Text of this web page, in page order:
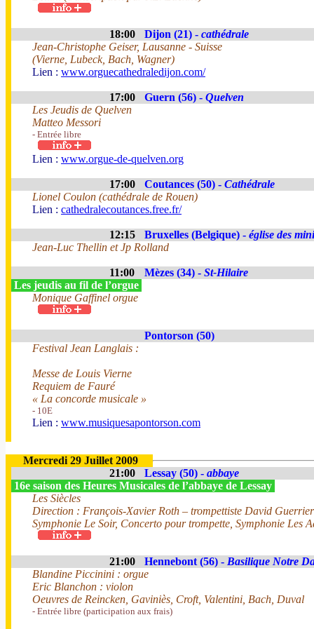
18:00 Dijon (21) - cathédrale
Jean-Christophe Geiser, Lausanne - Suisse
(Vierne, Lubeck, Bach, Wagner)
Lien : www.orguecathedraledijon.com/
17:00 Guern (56) - Quelven
Les Jeudis de Quelven
Matteo Messori
- Entrée libre
Lien : www.orgue-de-quelven.org
17:00 Coutances (50) - Cathédrale
Lionel Coulon (cathédrale de Rouen)
Lien : cathedralecoutances.free.fr/
12:15 Bruxelles (Belgique) - église des
Jean-Luc Thellin et Jp Rolland
11:00 Mèzes (34) - St-Hilaire
Les jeudis au fil de l’orgue
Monique Gaffinel orgue
Pontorson (50)
Festival Jean Langlais :
Messe de Louis Vierne
Requiem de Fauré
« La concorde musicale »
- 10E
Lien : www.musiquesapontorson.com
Mercredi 29 Juillet 2009
21:00
Lessay (50) - abbaye
16e saison des Heures Musicales de l’abbaye de Lessay
Les Siècles
Direction : François-Xavier Roth – trompettiste David Guerrier
Symphonie Le Soir, Concerto pour trompette, Symphonie Les
21:00 Hennebont (56) - Basilique Notre
Blandine Piccinini : orgue
Eric Blanchon : violon
Oeuvres de Reincken, Gaviniès, Croft, Valentini, Bach, Duval
- Entrée libre (participation aux frais)